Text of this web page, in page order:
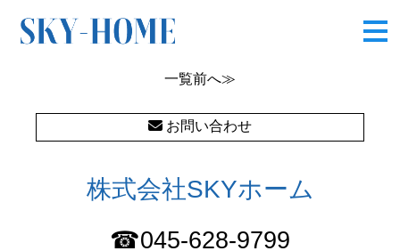
六浦東１丁目Ⅱ
一覧前へ≫
お問い合わせ
株式会社SKYホーム
☎045-628-9799